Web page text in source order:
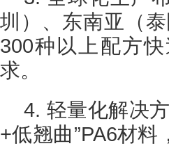
圳）、东南亚（
300种以上配方
求。
4. 轻量化解决
+低翘曲”PA6材